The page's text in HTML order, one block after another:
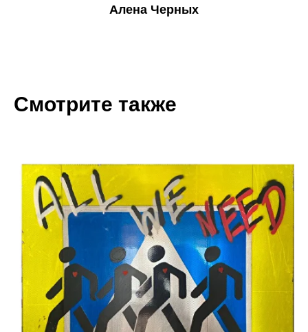
Алена Черных
Смотрите также